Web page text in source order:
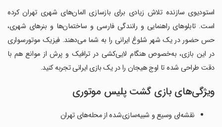
استودیوی سازنده تلاش زیادی برای بازسازی المان‌های شهری تهران کرده
است. تابلوهای راهنمایی و رانندگی فارسی و ساختمان‌ها و بنرهای شهری،
حس حضور در یک شهر شلوغ ایرانی را به شما می‌دهند. فیزیک موتورسواری
در این بازی، به‌خصوص هنگام لایی‌کشی در ترافیک و پرش از موانع هم با
دقت طراحی شده تا اوج هیجان را در یک بازی ایرانی تجربه کنید.
ویژگی‌های بازی گشت پلیس موتوری
نقشه‌ای وسیع و شبیه‌سازی‌شده از محله‌های تهران